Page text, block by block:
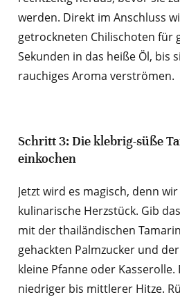
werden. Direkt im Anschluss
getrockneten Chilischoten für
Sekunden in das heiße Öl, bis
rauchiges Aroma verströmen.
Schritt 3: Die klebrig-süße
einkochen
Jetzt wird es magisch, denn
kulinarische Herzstück. Gib
mit der thailändischen
gehackten Palmzucker und
kleine Pfanne oder Kasserolle.
niedriger bis mittlerer Hitze.